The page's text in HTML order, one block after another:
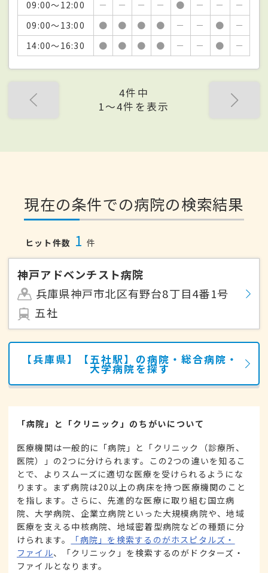
09:00～12:00 － － － － ● － －
－
09:00～13:00
● ● ● ● － － ●
－
14:00～16:30
● ● ● ● － － ● －
4件中
1〜4件を表示
現在の条件での病院の検索結果
ヒット件数 1 件
神戸アドベンチスト病院
兵庫県神戸市北区有野台8丁目4番1号
五社
【兵庫県】【五社駅】の病院・総合病院・
大学病院を探す
「病院」と「クリニック」のちがいについて
医療機関は一般的に「病院」と「クリニック（診療所、
医院）」の2つに分けられます。この2つの違いを知るこ
とで、よりスムーズに適切な医療を受けられるようにな
ります。まず病院は20以上の病床を持つ医療機関のこと
を指します。さらに、先進的な医療に取り組む国立病
院、大学病院、企業立病院といった大規模病院や、地域
医療を支える中核病院、地域密着型病院などの種類に分
けられます。
「病院」を検索するのがホスピタルズ・
ファイル、「クリニック」を検索するのがドクターズ・
ファイルとなります。